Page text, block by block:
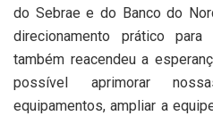
do Sebrae e do Banco do
direcionamento prático
também reacendeu a
possível aprimorar
equipamentos, ampliar a